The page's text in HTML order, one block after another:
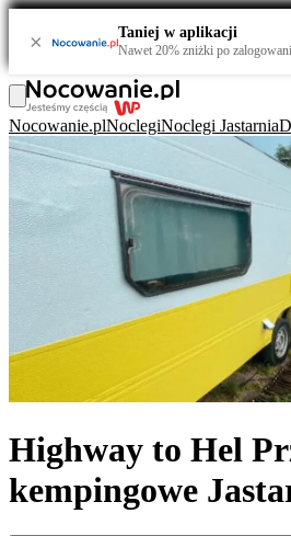
× Taniej w aplikacji
Nawet 20% zniżki po
Nocowanie.plNoclegiNoclegi Jastarnia
Highway to Hel
kempingowe